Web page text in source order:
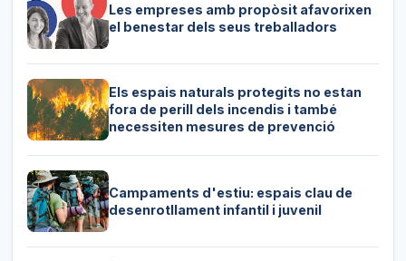
Les empreses amb propòsit afavorixen
el benestar dels seus treballadors
Els espais naturals protegits no estan
fora de perill dels incendis i també
necessiten mesures de prevenció
Campaments d'estiu: espais clau de
desenrotllament infantil i juvenil